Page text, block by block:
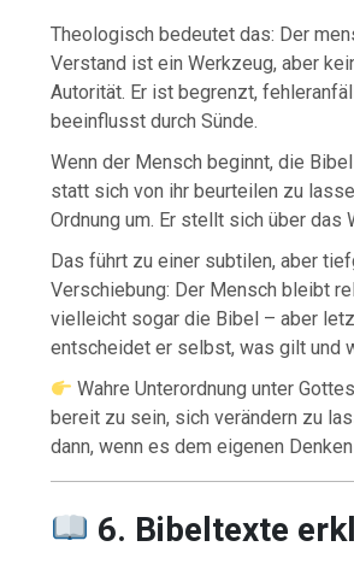
Theologisch bedeutet das: Der
Verstand ist ein Werkzeug, aber
Autorität. Er ist begrenzt,
beeinflusst durch Sünde.
Wenn der Mensch beginnt, die
statt sich von ihr beurteilen zu
Ordnung um. Er stellt sich über das
Das führt zu einer subtilen, aber
Verschiebung: Der Mensch bleibt
vielleicht sogar die Bibel – aber
entscheidet er selbst, was gilt und
Wahre Unterordnung unter
bereit zu sein, sich verändern zu
dann, wenn es dem eigenen
6. Bibeltexte